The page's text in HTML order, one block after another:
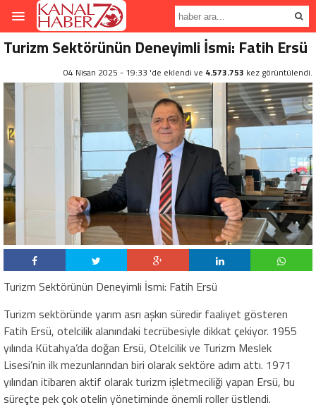
Turizm Sektörünün Deneyimli İsmi: Fatih Ersü
04 Nisan 2025 - 19:33 'de eklendi ve 4.573.753 kez görüntülendi.
Turizm Sektörünün Deneyimli İsmi: Fatih Ersü
Turizm sektöründe yarım asrı aşkın süredir faaliyet gösteren
Fatih Ersü, otelcilik alanındaki tecrübesiyle dikkat çekiyor. 1955
yılında Kütahya’da doğan Ersü, Otelcilik ve Turizm Meslek
Lisesi’nin ilk mezunlarından biri olarak sektöre adım attı. 1971
yılından itibaren aktif olarak turizm işletmeciliği yapan Ersü, bu
süreçte pek çok otelin yönetiminde önemli roller üstlendi.